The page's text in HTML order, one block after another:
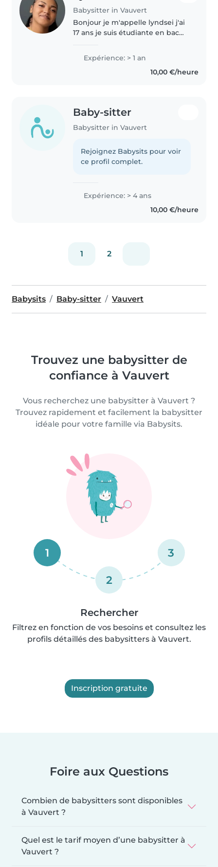
Babysitter in Vauvert
Bonjour je m'appelle lyndsei j'ai
17 ans je suis étudiante en bac
plein formation de bafa j'ai donc
un peu d'expérience avec les
Expérience: > 1 an
10,00 €/heure
Baby-sitter
Babysitter in Vauvert
Rejoignez Babysits pour voir
ce profil complet.
Expérience: > 4 ans
10,00 €/heure
1 2
Babysits Baby-sitter Vauvert
Trouvez une babysitter de
confiance à Vauvert
Vous recherchez une babysitter à Vauvert ?
Trouvez rapidement et facilement la babysitter
idéale pour votre famille via Babysits.
1
2
3
Rechercher
Filtrez en fonction de vos besoins et consultez les
profils détaillés des babysitters à Vauvert.
Inscription gratuite
Foire aux Questions
Combien de babysitters sont disponibles
à Vauvert ?
Quel est le tarif moyen d’une babysitter à
Vauvert ?